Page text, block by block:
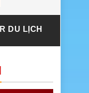
DU LỊCH